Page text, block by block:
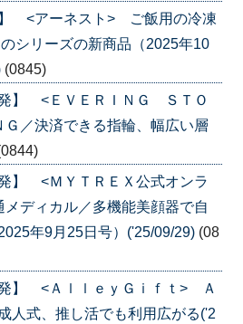
】 <アーネスト> ご飯用の冷凍
シリーズの新商品（2025年10
(0845)
】 <ＥＶＥＲＩＮＧ ＳＴＯ
／決済できる指輪、幅広い層
】 <ＭＹＴＲＥＸ公式オンラ
ディカル／多機能美顔器で自
年9月25日号）('25/09/29) (08
】 <ＡｌｌｅｙＧｉｆｔ> Ａ
人式、推し活でも利用広がる('2